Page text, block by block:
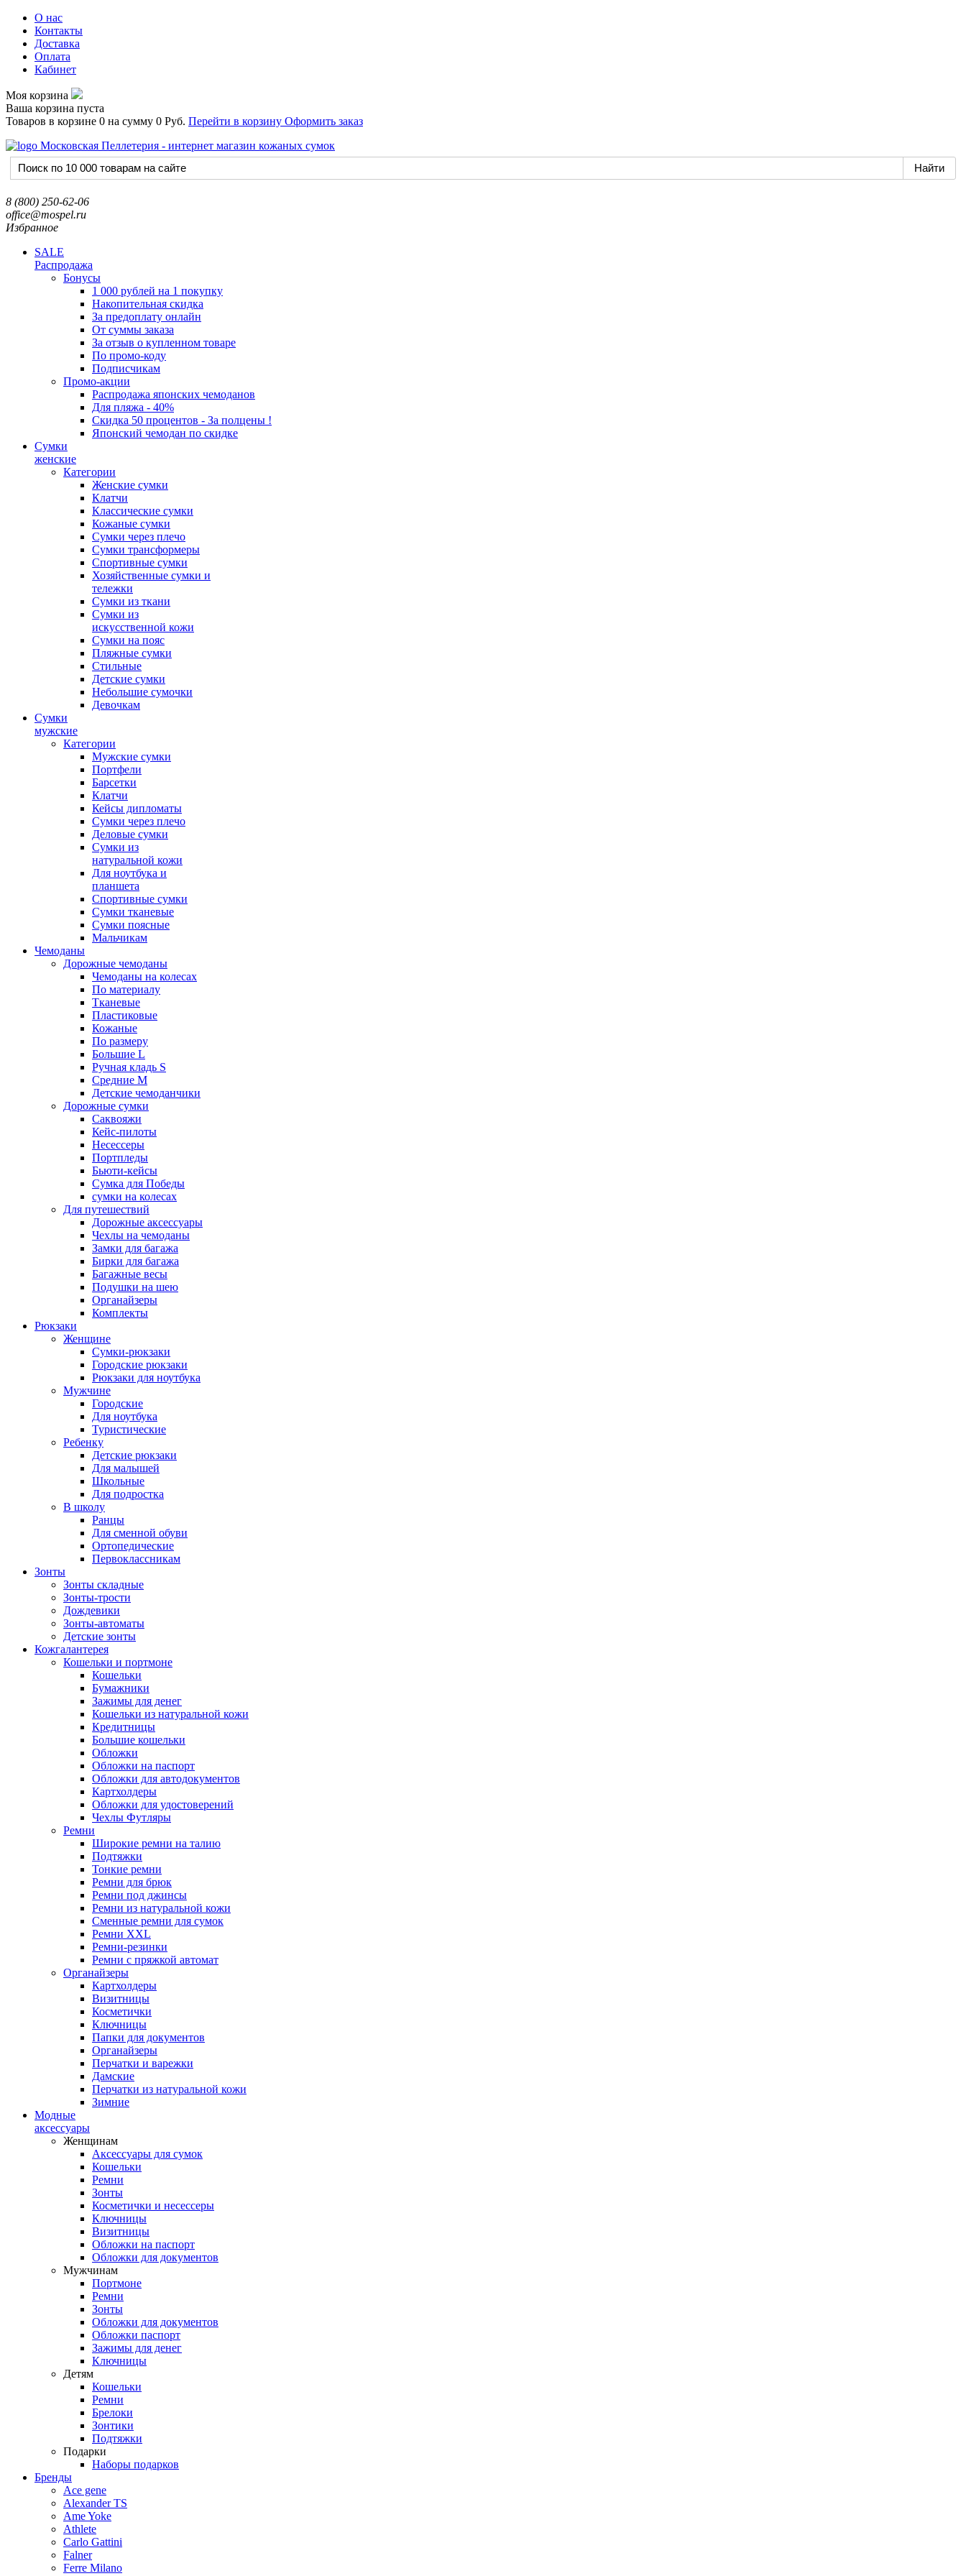
О нас
Контакты
Доставка
Оплата
Кабинет
Моя корзина
Ваша корзина пуста
Товаров в корзине 0 на сумму 0 Руб. Перейти в корзину Оформить заказ
8 (800) 250-62-06
office@mospel.ru
Избранное
SALE
Распродажа
Бонусы
1 000 рублей на 1 покупку
Накопительная скидка
За предоплату онлайн
От суммы заказа
За отзыв о купленном товаре
По промо-коду
Подписчикам
Промо-акции
Распродажа японских чемоданов
Для пляжа - 40%
Скидка 50 процентов - За полцены !
Японский чемодан по скидке
Сумки
женские
Категории
Женские сумки
Клатчи
Классические сумки
Кожаные сумки
Сумки через плечо
Сумки трансформеры
Спортивные сумки
Хозяйственные сумки и
тележки
Сумки из ткани
Сумки из
искусственной кожи
Сумки на пояс
Пляжные сумки
Стильные
Детские сумки
Небольшие сумочки
Девочкам
Сумки
мужские
Категории
Мужские сумки
Портфели
Барсетки
Клатчи
Кейсы дипломаты
Сумки через плечо
Деловые сумки
Сумки из
натуральной кожи
Для ноутбука и
планшета
Спортивные сумки
Сумки тканевые
Сумки поясные
Мальчикам
Чемоданы
Дорожные чемоданы
Чемоданы на колесах
По материалу
Тканевые
Пластиковые
Кожаные
По размеру
Большие L
Ручная кладь S
Средние M
Детские чемоданчики
Дорожные сумки
Саквояжи
Кейс-пилоты
Несессеры
Портпледы
Бьюти-кейсы
Сумка для Победы
сумки на колесах
Для путешествий
Дорожные аксессуары
Чехлы на чемоданы
Замки для багажа
Бирки для багажа
Багажные весы
Подушки на шею
Органайзеры
Комплекты
Рюкзаки
Женщине
Сумки-рюкзаки
Городские рюкзаки
Рюкзаки для ноутбука
Мужчине
Городские
Для ноутбука
Туристические
Ребенку
Детские рюкзаки
Для малышей
Школьные
Для подростка
В школу
Ранцы
Для сменной обуви
Ортопедические
Первоклассникам
Зонты
Зонты складные
Зонты-трости
Дождевики
Зонты-автоматы
Детские зонты
Кожгалантерея
Кошельки и портмоне
Кошельки
Бумажники
Зажимы для денег
Кошельки из натуральной кожи
Кредитницы
Большие кошельки
Обложки
Обложки на паспорт
Обложки для автодокументов
Картхолдеры
Обложки для удостоверений
Чехлы Футляры
Ремни
Широкие ремни на талию
Подтяжки
Тонкие ремни
Ремни для брюк
Ремни под джинсы
Ремни из натуральной кожи
Сменные ремни для сумок
Ремни XXL
Ремни-резинки
Ремни с пряжкой автомат
Органайзеры
Картхолдеры
Визитницы
Косметички
Ключницы
Папки для документов
Органайзеры
Перчатки и варежки
Дамские
Перчатки из натуральной кожи
Зимние
Модные
аксессуары
Женщинам
Аксессуары для сумок
Кошельки
Ремни
Зонты
Косметички и несессеры
Ключницы
Визитницы
Обложки на паспорт
Обложки для документов
Мужчинам
Портмоне
Ремни
Зонты
Обложки для документов
Обложки паспорт
Зажимы для денег
Ключницы
Детям
Кошельки
Ремни
Брелоки
Зонтики
Подтяжки
Подарки
Наборы подарков
Бренды
Ace gene
Alexander TS
Ame Yoke
Athlete
Carlo Gattini
Falner
Ferre Milano